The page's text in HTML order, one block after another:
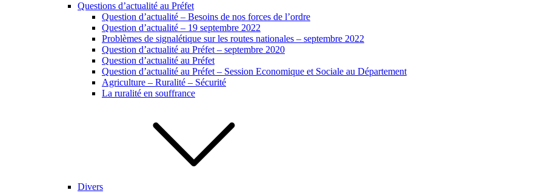
Questions d’actualité au Préfet
Question d’actualité – Besoins de nos forces de l’ordre
Question d’actualité – 19 septembre 2022
Problèmes de signalétique sur les routes nationales – septembre 2022
Question d’actualité au Préfet – septembre 2020
Question d’actualité au Préfet
Question d’actualité au Préfet – Session Economique et Sociale au Département
Agriculture – Ruralité – Sécurité
La ruralité en souffrance
Divers